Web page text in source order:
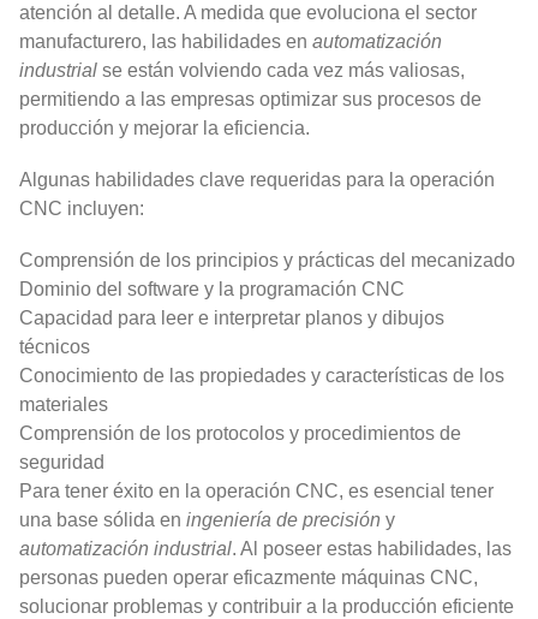
atención al detalle. A medida que evoluciona el sector
manufacturero, las habilidades en automatización
industrial se están volviendo cada vez más valiosas,
permitiendo a las empresas optimizar sus procesos de
producción y mejorar la eficiencia.
Algunas habilidades clave requeridas para la operación
CNC incluyen:
Comprensión de los principios y prácticas del mecanizado
Dominio del software y la programación CNC
Capacidad para leer e interpretar planos y dibujos
técnicos
Conocimiento de las propiedades y características de los
materiales
Comprensión de los protocolos y procedimientos de
seguridad
Para tener éxito en la operación CNC, es esencial tener
una base sólida en ingeniería de precisión y
automatización industrial. Al poseer estas habilidades, las
personas pueden operar eficazmente máquinas CNC,
solucionar problemas y contribuir a la producción eficiente